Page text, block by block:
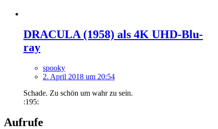
DRACULA (1958) als 4K UHD-Blu-
ray
spooky
2. April 2018 um 20:54
Schade. Zu schön um wahr zu sein.
:195:
Aufrufe